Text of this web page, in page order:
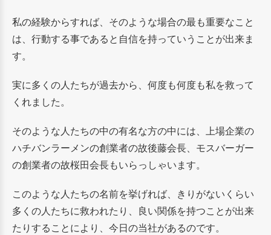
私の経験からすれば、そのような場合の最も重要なこと
は、行動する事であると自信を持っていうことが出来ま
す。
実に多くの人たちが過去から、何度も何度も私を救って
くれました。
そのような人たちの中の有名な方の中には、上場企業の
ハチバンラーメンの創業者の故後藤会長、モスバーガー
の創業者の故桜田会長もいらっしゃいます。
このような人たちの名前を挙げれば、きりがないくらい
多くの人たちに救われたり、良い関係を持つことが出来
たりすることにより、今日の当社があるのです。